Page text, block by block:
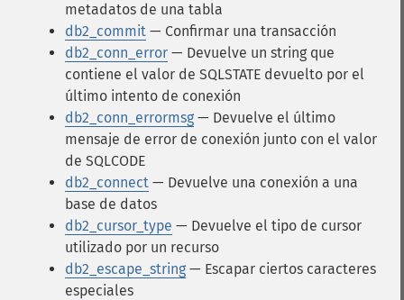
metadatos de una tabla
db2_commit — Confirmar una transacción
db2_conn_error — Devuelve un string que
contiene el valor de SQLSTATE devuelto por el
último intento de conexión
db2_conn_errormsg — Devuelve el último
mensaje de error de conexión junto con el valor
de SQLCODE
db2_connect — Devuelve una conexión a una
base de datos
db2_cursor_type — Devuelve el tipo de cursor
utilizado por un recurso
db2_escape_string — Escapar ciertos caracteres
especiales